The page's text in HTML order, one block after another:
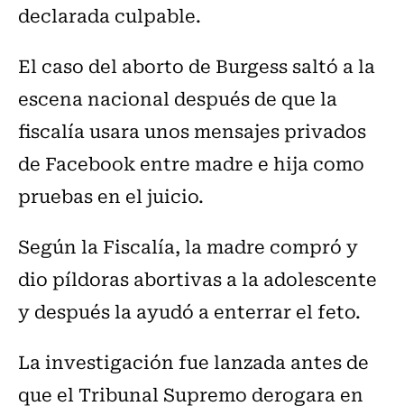
declarada culpable.
El caso del aborto de Burgess saltó a la
escena nacional después de que la
fiscalía usara unos mensajes privados
de Facebook entre madre e hija como
pruebas en el juicio.
Según la Fiscalía, la madre compró y
dio píldoras abortivas a la adolescente
y después la ayudó a enterrar el feto.
La investigación fue lanzada antes de
que el Tribunal Supremo derogara en